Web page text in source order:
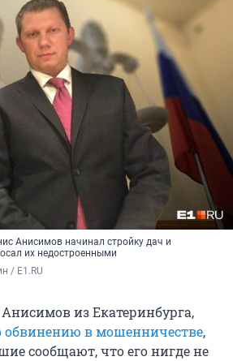
Анисимов начинал стройку дач и
их недостроенными
/ E1.RU
из Екатеринбурга,
обвинению в мошенничестве,
сообщают, что его нигде не